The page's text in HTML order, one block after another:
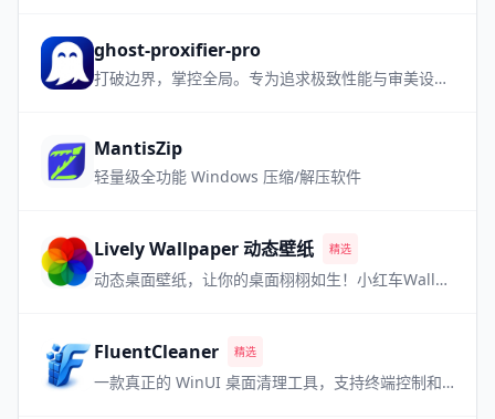
ghost-proxifier-pro
打破边界，掌控全局。专为追求极致性能与审美设计的高性能进程级透明代理工具
MantisZip
轻量级全功能 Windows 压缩/解压软件
Lively Wallpaper 动态壁纸 精选
动态桌面壁纸，让你的桌面栩栩如生！小红车Wallpaper Engine的最强免费平替！
FluentCleaner 精选
一款真正的 WinUI 桌面清理工具，支持终端控制和多数据库。